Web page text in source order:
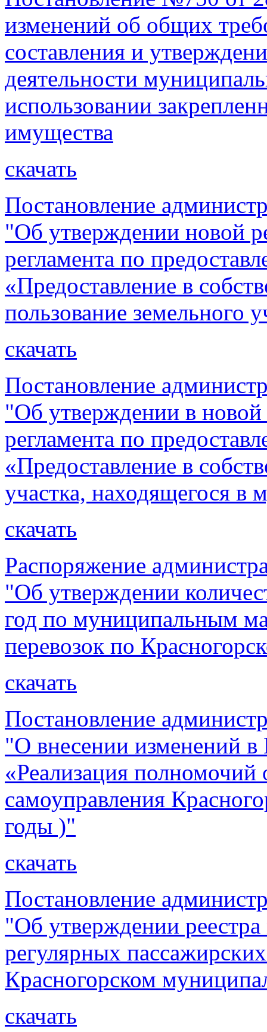
изменений об общих
составления и
деятельности
использовании
имущества
скачать
Постановление
"Об утверждении новой
регламента по
«Предоставление в
пользование земельного
скачать
Постановление
"Об утверждении в новой
регламента по
«Предоставление в
участка, находящегося в
скачать
Распоряжение
"Об утверждении
год по муниципальным
перевозок по
скачать
Постановление
"О внесении изменений
«Реализация полномочий
самоуправления
годы )"
скачать
Постановление
"Об утверждении
регулярных
Красногорском
скачать